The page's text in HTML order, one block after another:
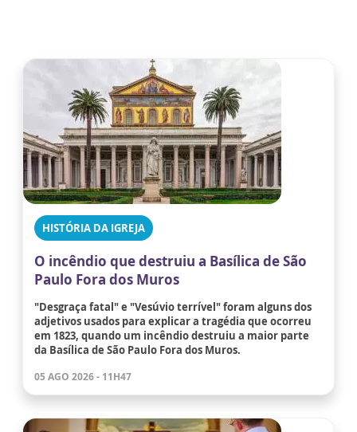
HISTÓRIA DA IGREJA
O incêndio que destruiu a Basílica de São
Paulo Fora dos Muros
"Desgraça fatal" e "Vesúvio terrível" foram alguns dos
adjetivos usados para explicar a tragédia que ocorreu
em 1823, quando um incêndio destruiu a maior parte
da Basílica de São Paulo Fora dos Muros.
05 AGO 2026 - 11H47